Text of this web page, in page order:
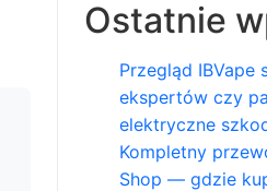
Ostatnie
Przegląd
ekspertów czy
elektryczne
Kompletny
Shop — gdzie